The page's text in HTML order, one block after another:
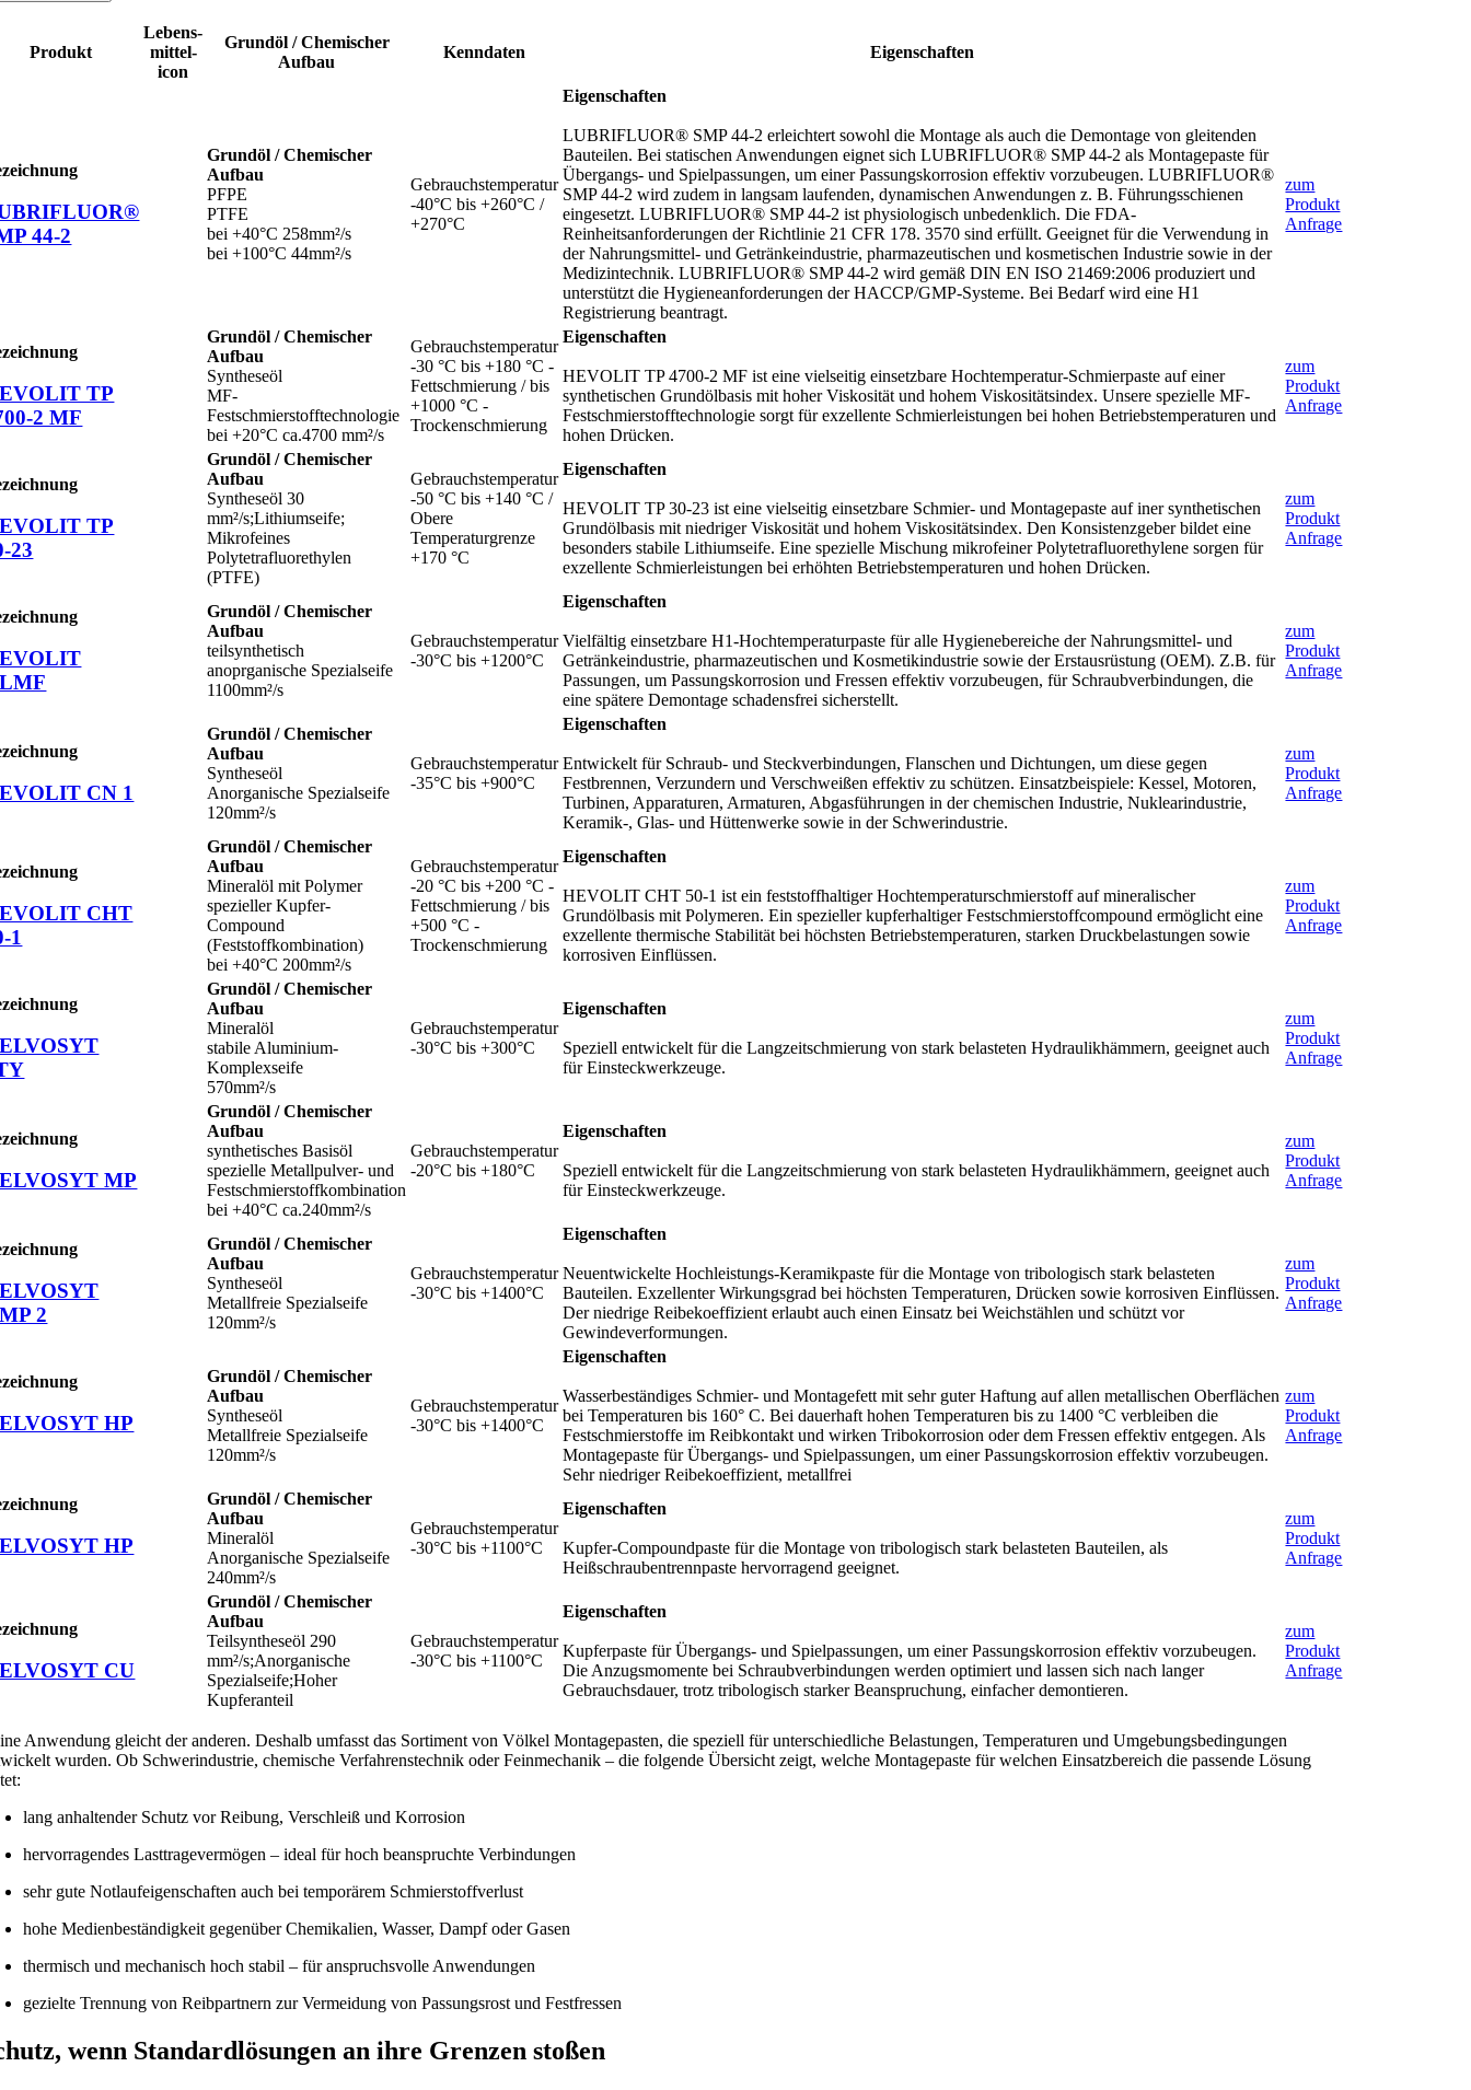
Produkt
Lebens­
mittel­
icon
Grundöl / Chemischer
Aufbau
Kenndaten Eigenschaften
44-2
Grundöl / Chemischer
Aufbau
PFPE
PTFE
bei +40°C 258mm²/s
bei +100°C 44mm²/s
Gebrauchstemperatur
-40°C bis +260°C /
+270°C
Eigenschaften
LUBRIFLUOR® SMP 44-2 erleichtert sowohl die Montage als auch die Demontage von gleitenden
Bauteilen. Bei statischen Anwendungen eignet sich LUBRIFLUOR® SMP 44-2 als Montagepaste für
Übergangs- und Spielpassungen, um einer Passungskorrosion effektiv vorzubeugen. LUBRIFLUOR®
SMP 44-2 wird zudem in langsam laufenden, dynamischen Anwendungen z. B. Führungsschienen
eingesetzt. LUBRIFLUOR® SMP 44-2 ist physiologisch unbedenklich. Die FDA-
Reinheitsanforderungen der Richtlinie 21 CFR 178. 3570 sind erfüllt. Geeignet für die Verwendung in
der Nahrungsmittel- und Getränkeindustrie, pharmazeutischen und kosmetischen Industrie sowie in der
Medizintechnik. LUBRIFLUOR® SMP 44-2 wird gemäß DIN EN ISO 21469:2006 produziert und
unterstützt die Hygieneanforderungen der HACCP/GMP-Systeme. Bei Bedarf wird eine H1
Registrierung beantragt.
zum
Produkt
Anfrage
TP
2 MF
Grundöl / Chemischer
Aufbau
Syntheseöl
MF-
Festschmierstofftechnologie
bei +20°C ca.4700 mm²/s
Gebrauchstemperatur
-30 °C bis +180 °C -
Fettschmierung / bis
+1000 °C -
Trockenschmierung
Eigenschaften
HEVOLIT TP 4700-2 MF ist eine vielseitig einsetzbare Hochtemperatur-Schmierpaste auf einer
synthetischen Grundölbasis mit hoher Viskosität und hohem Viskositätsindex. Unsere spezielle MF-
Festschmierstofftechnologie sorgt für exzellente Schmierleistungen bei hohen Betriebstemperaturen und
hohen Drücken.
zum
Produkt
Anfrage
TP
23
Grundöl / Chemischer
Aufbau
Syntheseöl 30
mm²/s;Lithiumseife;
Mikrofeines
Polytetrafluorethylen
(PTFE)
Gebrauchstemperatur
-50 °C bis +140 °C /
Obere
Temperaturgrenze
+170 °C
Eigenschaften
HEVOLIT TP 30-23 ist eine vielseitig einsetzbare Schmier- und Montagepaste auf iner synthetischen
Grundölbasis mit niedriger Viskosität und hohem Viskositätsindex. Den Konsistenzgeber bildet eine
besonders stabile Lithiumseife. Eine spezielle Mischung mikrofeiner Polytetrafluorethylene sorgen für
exzellente Schmierleistungen bei erhöhten Betriebstemperaturen und hohen Drücken.
zum
Produkt
Anfrage
Grundöl / Chemischer
Aufbau
teilsynthetisch
anoprganische Spezialseife
1100mm²/s
Gebrauchstemperatur
-30°C bis +1200°C
Eigenschaften
Vielfältig einsetzbare H1-Hochtemperaturpaste für alle Hygienebereiche der Nahrungsmittel- und
Getränkeindustrie, pharmazeutischen und Kosmetikindustrie sowie der Erstausrüstung (OEM). Z.B. für
Passungen, um Passungskorrosion und Fressen effektiv vorzubeugen, für Schraubverbindungen, die
eine spätere Demontage schadensfrei sicherstellt.
zum
Produkt
Anfrage
CN 1
Grundöl / Chemischer
Aufbau
Syntheseöl
Anorganische Spezialseife
120mm²/s
Gebrauchstemperatur
-35°C bis +900°C
Eigenschaften
Entwickelt für Schraub- und Steckverbindungen, Flanschen und Dichtungen, um diese gegen
Festbrennen, Verzundern und Verschweißen effektiv zu schützen. Einsatzbeispiele: Kessel, Motoren,
Turbinen, Apparaturen, Armaturen, Abgasführungen in der chemischen Industrie, Nuklearindustrie,
Keramik-, Glas- und Hüttenwerke sowie in der Schwerindustrie.
zum
Produkt
Anfrage
CHT
1
Grundöl / Chemischer
Aufbau
Mineralöl mit Polymer
spezieller Kupfer-
Compound
(Feststoffkombination)
bei +40°C 200mm²/s
Gebrauchstemperatur
-20 °C bis +200 °C -
Fettschmierung / bis
+500 °C -
Trockenschmierung
Eigenschaften
HEVOLIT CHT 50-1 ist ein feststoffhaltiger Hochtemperaturschmierstoff auf mineralischer
Grundölbasis mit Polymeren. Ein spezieller kupferhaltiger Festschmierstoffcompound ermöglicht eine
exzellente thermische Stabilität bei höchsten Betriebstemperaturen, starken Druckbelastungen sowie
korrosiven Einflüssen.
zum
Produkt
Anfrage
Grundöl / Chemischer
Aufbau
Mineralöl
stabile Aluminium-
Komplexseife
570mm²/s
Gebrauchstemperatur
-30°C bis +300°C
Eigenschaften
Speziell entwickelt für die Langzeitschmierung von stark belasteten Hydraulikhämmern, geeignet auch
für Einsteckwerkzeuge.
zum
Produkt
Anfrage
MP
Grundöl / Chemischer
Aufbau
synthetisches Basisöl
spezielle Metallpulver- und
Festschmierstoffkombination
bei +40°C ca.240mm²/s
Gebrauchstemperatur
-20°C bis +180°C
Eigenschaften
Speziell entwickelt für die Langzeitschmierung von stark belasteten Hydraulikhämmern, geeignet auch
für Einsteckwerkzeuge.
zum
Produkt
Anfrage
2
Grundöl / Chemischer
Aufbau
Syntheseöl
Metallfreie Spezialseife
120mm²/s
Gebrauchstemperatur
-30°C bis +1400°C
Eigenschaften
Neuentwickelte Hochleistungs-Keramikpaste für die Montage von tribologisch stark belasteten
Bauteilen. Exzellenter Wirkungsgrad bei höchsten Temperaturen, Drücken sowie korrosiven Einflüssen.
Der niedrige Reibekoeffizient erlaubt auch einen Einsatz bei Weichstählen und schützt vor
Gewindeverformungen.
zum
Produkt
Anfrage
HP
Grundöl / Chemischer
Aufbau
Syntheseöl
Metallfreie Spezialseife
120mm²/s
Gebrauchstemperatur
-30°C bis +1400°C
Eigenschaften
Wasserbeständiges Schmier- und Montagefett mit sehr guter Haftung auf allen metallischen Oberflächen
bei Temperaturen bis 160° C. Bei dauerhaft hohen Temperaturen bis zu 1400 °C verbleiben die
Festschmierstoffe im Reibkontakt und wirken Tribokorrosion oder dem Fressen effektiv entgegen. Als
Montagepaste für Übergangs- und Spielpassungen, um einer Passungskorrosion effektiv vorzubeugen.
Sehr niedriger Reibekoeffizient, metallfrei
zum
Produkt
Anfrage
HP
Grundöl / Chemischer
Aufbau
Mineralöl
Anorganische Spezialseife
240mm²/s
Gebrauchstemperatur
-30°C bis +1100°C
Eigenschaften
Kupfer-Compoundpaste für die Montage von tribologisch stark belasteten Bauteilen, als
Heißschraubentrennpaste hervorragend geeignet.
zum
Produkt
Anfrage
CU
Grundöl / Chemischer
Aufbau
Teilsyntheseöl 290
mm²/s;Anorganische
Spezialseife;Hoher
Kupferanteil
Gebrauchstemperatur
-30°C bis +1100°C
Eigenschaften
Kupferpaste für Übergangs- und Spielpassungen, um einer Passungskorrosion effektiv vorzubeugen.
Die Anzugsmomente bei Schraubverbindungen werden optimiert und lassen sich nach langer
Gebrauchsdauer, trotz tribologisch starker Beanspruchung, einfacher demontieren.
zum
Produkt
Anfrage
Anwendung gleicht der anderen. Deshalb umfasst das Sortiment von Völkel Montagepasten, die speziell für unterschiedliche Belastungen, Temperaturen und Umgebungsbedingungen
wurden. Ob Schwerindustrie, chemische Verfahrenstechnik oder Feinmechanik – die folgende Übersicht zeigt, welche Montagepaste für welchen Einsatzbereich die passende Lösung
lang anhaltender Schutz vor Reibung, Verschleiß und Korrosion
hervorragendes Lasttragevermögen – ideal für hoch beanspruchte Verbindungen
sehr gute Notlaufeigenschaften auch bei temporärem Schmierstoffverlust
hohe Medienbeständigkeit gegenüber Chemikalien, Wasser, Dampf oder Gasen
thermisch und mechanisch hoch stabil – für anspruchsvolle Anwendungen
gezielte Trennung von Reibpartnern zur Vermeidung von Passungsrost und Festfressen
wenn Standardlösungen an ihre Grenzen stoßen